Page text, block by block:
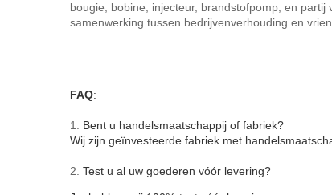
bougie, bobine, injecteur, brandstofpomp, en
samenwerking tussen bedrijvenverhouding en
FAQ:
1. Bent u handelsmaatschappij of fabriek?
Wij zijn geïnvesteerde fabriek met
2. Test u al uw goederen vóór levering?